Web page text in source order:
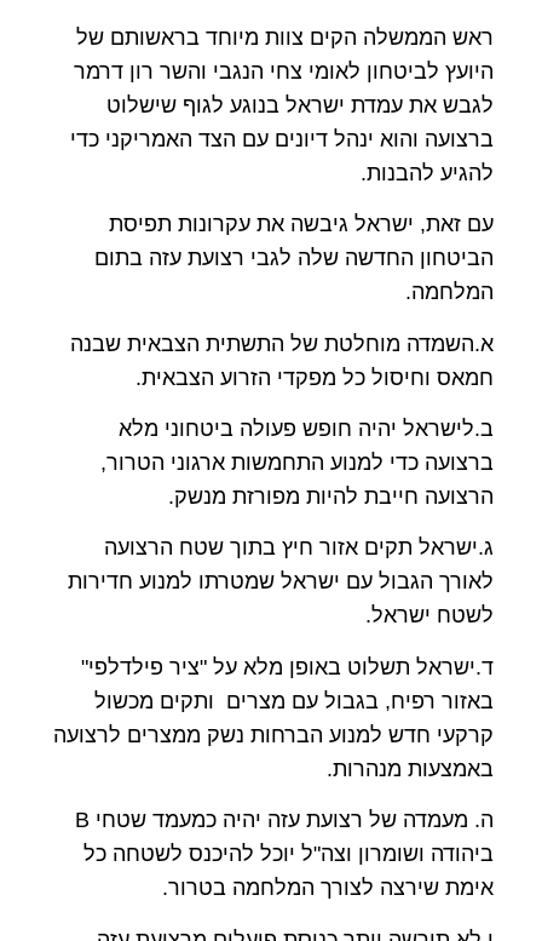
ראש הממשלה הקים צוות מיוחד בראשותם של
היועץ לביטחון לאומי צחי הנגבי והשר רון דרמר
לגבש את עמדת ישראל בנוגע לגוף שישלוט
ברצועה והוא ינהל דיונים עם הצד האמריקני כדי
להגיע להבנות.
עם זאת, ישראל גיבשה את עקרונות תפיסת
הביטחון החדשה שלה לגבי רצועת עזה בתום
המלחמה.
א.השמדה מוחלטת של התשתית הצבאית שבנה
חמאס וחיסול כל מפקדי הזרוע הצבאית.
ב.לישראל יהיה חופש פעולה ביטחוני מלא
ברצועה כדי למנוע התחמשות ארגוני הטרור,
הרצועה חייבת להיות מפורזת מנשק.
ג.ישראל תקים אזור חיץ בתוך שטח הרצועה
לאורך הגבול עם ישראל שמטרתו למנוע חדירות
לשטח ישראל.
ד.ישראל תשלוט באופן מלא על "ציר פילדלפי"
באזור רפיח, בגבול עם מצרים ותקים מכשול
קרקעי חדש למנוע הברחות נשק ממצרים לרצועה
באמצעות מנהרות.
ה. מעמדה של רצועת עזה יהיה כמעמד שטחי B
ביהודה ושומרון וצה"ל יוכל להיכנס לשטחה כל
אימת שירצה לצורך המלחמה בטרור.